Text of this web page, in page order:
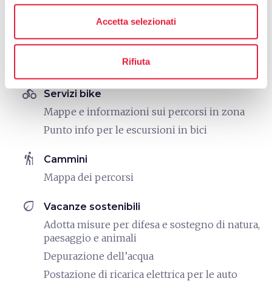
Accetta selezionati
Rifiuta
Business e Mice
Sala riunioni
Postazioni Pc e stampante
directions_bike Servizi bike
Mappe e informazioni sui percorsi in zona
Punto info per le escursioni in bici
hiking Cammini
Mappa dei percorsi
eco Vacanze sostenibili
Adotta misure per difesa e sostegno di natura,
paesaggio e animali
Depurazione dell’acqua
Postazione di ricarica elettrica per le auto